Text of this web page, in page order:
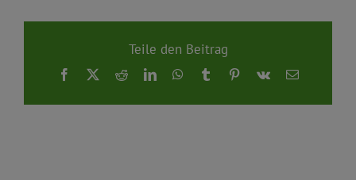
Teile den Beitrag
Facebook
X RedditLinkedInWhatsApp
TumblrPinterest
Vk
E-